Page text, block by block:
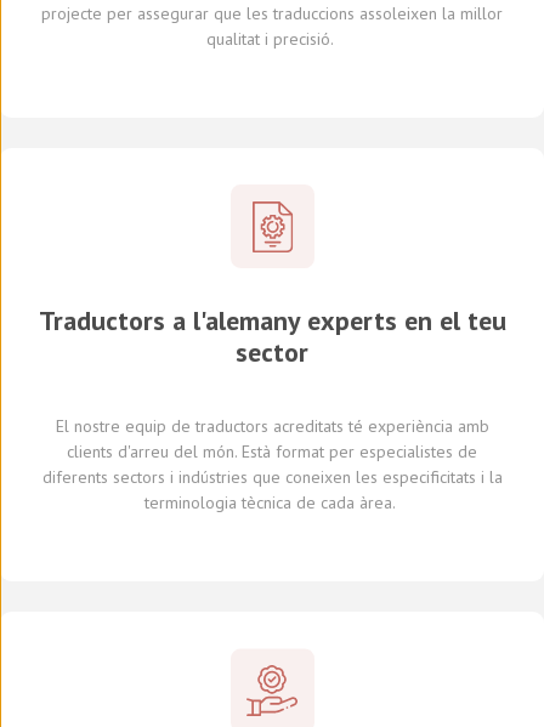
projecte per assegurar que les traduccions assoleixen la millor
qualitat i precisió.
Traductors a l'alemany experts en el teu
sector
El nostre equip de traductors acreditats té experiència amb
clients d'arreu del món. Està format per especialistes de
diferents sectors i indústries que coneixen les especificitats i la
terminologia tècnica de cada àrea.